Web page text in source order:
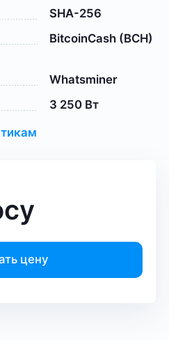
SHA-256
BitcoinCash (BCH)
Whatsminer
3 250 Вт
цену